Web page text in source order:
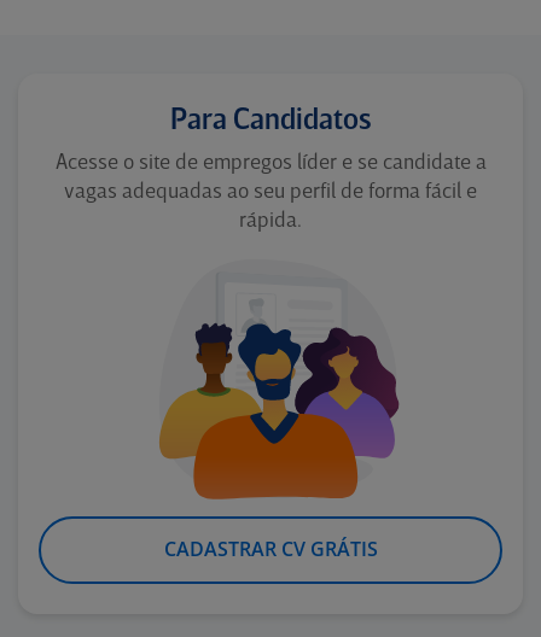
Para Candidatos
Acesse o site de empregos líder e se candidate a
vagas adequadas ao seu perfil de forma fácil e
rápida.
CADASTRAR CV GRÁTIS